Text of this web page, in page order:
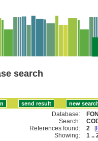
search
Database:
Search:
References found:
2 [
Showing:
1 ..